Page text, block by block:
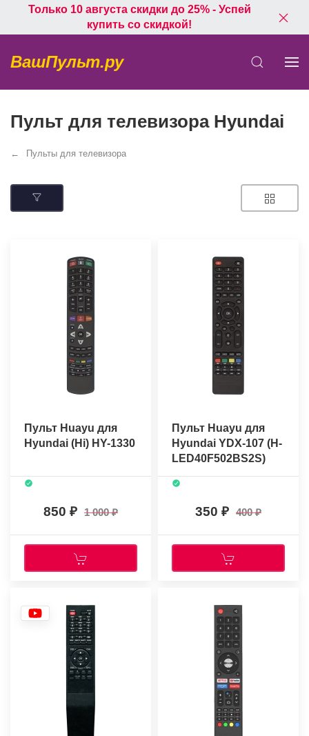
Только 10 августа скидки до 25% - Успей
купить со скидкой!
ВашПульт.ру
Пульт для телевизора Hyundai
Пульты для телевизора
Пульт Huayu для
Hyundai (Hi) HY-1330
850 1 000
Пульт Huayu для
Hyundai YDX-107 (H-
LED40F502BS2S)
350 400